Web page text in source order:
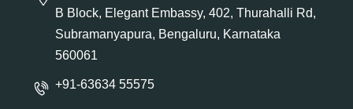
B Block, Elegant Embassy, 402, Thurahalli Rd,
Subramanyapura, Bengaluru, Karnataka
560061
+91-63634 55575